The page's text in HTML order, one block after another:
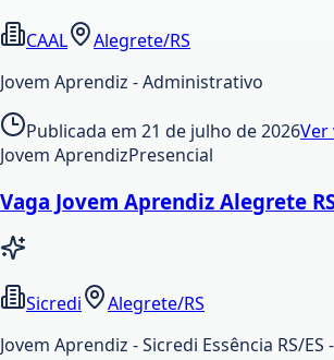
CAAL
Alegrete/RS
Jovem Aprendiz - Administrativo
Publicada em 21 de julho de 2026Ver
Jovem AprendizPresencial
Vaga Jovem Aprendiz Alegrete
Sicredi
Alegrete/RS
Jovem Aprendiz - Sicredi Essência RS/ES